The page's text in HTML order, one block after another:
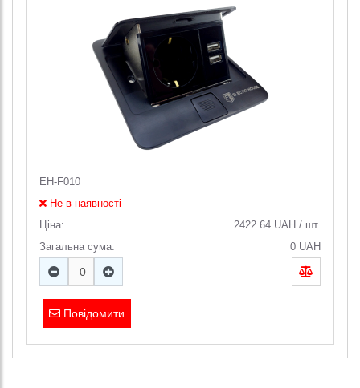
EH-F010
Не в наявності
Ціна:
2422.64 UAH / шт.
Загальна сума:
0 UAH
Повідомити